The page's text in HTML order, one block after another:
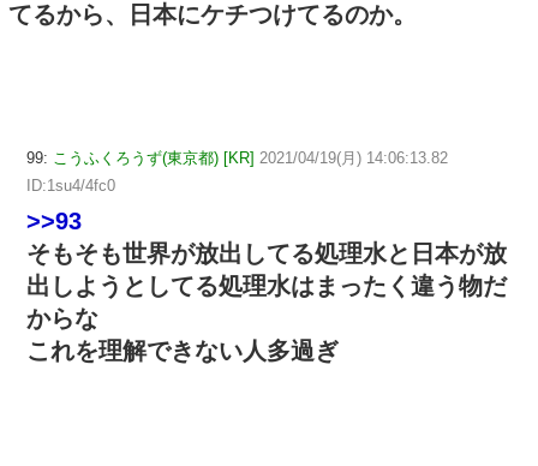
てるから、日本にケチつけてるのか。
99: こうふくろうず(東京都) [KR] 2021/04/19(月) 14:06:13.82
ID:1su4/4fc0
>>93
そもそも世界が放出してる処理水と日本が放
出しようとしてる処理水はまったく違う物だ
からな
これを理解できない人多過ぎ